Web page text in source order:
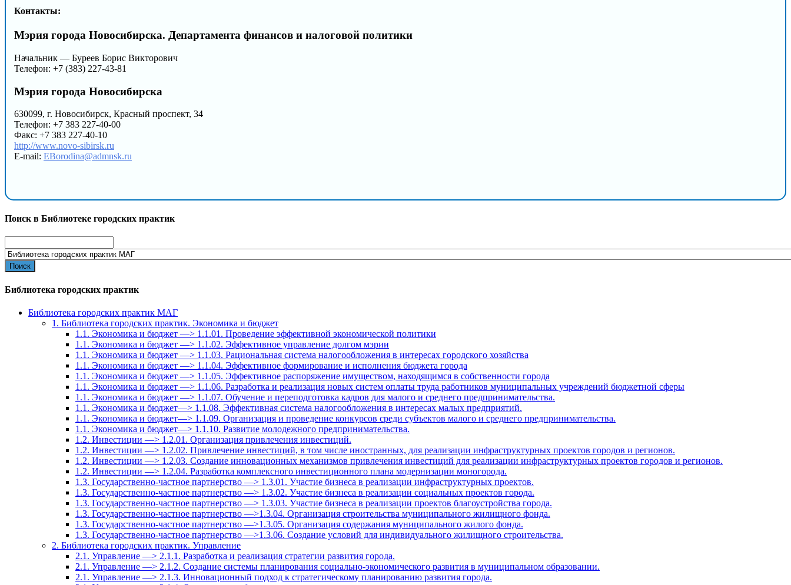
Контакты:
Мэрия города Новосибирска. Департамента финансов и налоговой политики
Начальник — Буреев Борис Викторович
Телефон: +7 (383) 227-43-81
Мэрия города Новосибирска
630099, г. Новосибирск, Красный проспект, 34
Телефон: +7 383 227-40-00
Факс: +7 383 227-40-10
http://www.novo-sibirsk.ru
E-mail: EBorodina@admnsk.ru
Поиск в Библиотеке городских практик
for:
Библиотека городских практик
Библиотека городских практик МАГ
1. Библиотека городских практик. Экономика и бюджет
1.1. Экономика и бюджет —> 1.1.01. Проведение эффективной экономической политики
1.1. Экономика и бюджет —> 1.1.02. Эффективное управление долгом мэрии
1.1. Экономика и бюджет —> 1.1.03. Рациональная система налогообложения в интересах городского хозяйства
1.1. Экономика и бюджет —> 1.1.04. Эффективное формирование и исполнения бюджета города
1.1. Экономика и бюджет —> 1.1.05. Эффективное распоряжение имуществом, находящимся в собственности города
1.1. Экономика и бюджет —> 1.1.06. Разработка и реализация новых систем оплаты труда работников муниципальных учреждений бюджетной сферы
1.1. Экономика и бюджет —> 1.1.07. Обучение и переподготовка кадров для малого и среднего предпринимательства.
1.1. Экономика и бюджет—> 1.1.08. Эффективная система налогообложения в интересах малых предприятий.
1.1. Экономика и бюджет—> 1.1.09. Организация и проведение конкурсов среди субъектов малого и среднего предпринимательства.
1.1. Экономика и бюджет—> 1.1.10. Развитие молодежного предпринимательства.
1.2. Инвестиции —> 1.2.01. Организация привлечения инвестиций.
1.2. Инвестиции —> 1.2.02. Привлечение инвестиций, в том числе иностранных, для реализации инфраструктурных проектов городов и регионов.
1.2. Инвестиции —> 1.2.03. Создание инновационных механизмов привлечения инвестиций для реализации инфраструктурных проектов городов и регионов.
1.2. Инвестиции —> 1.2.04. Разработка комплексного инвестиционного плана модернизации моногорода.
1.3. Государственно-частное партнерство —> 1.3.01. Участие бизнеса в реализации инфраструктурных проектов.
1.3. Государственно-частное партнерство —> 1.3.02. Участие бизнеса в реализации социальных проектов города.
1.3. Государственно-частное партнерство —> 1.3.03. Участие бизнеса в реализации проектов благоустройства города.
1.3. Государственно-частное партнерство —>1.3.04. Организация строительства муниципального жилищного фонда.
1.3. Государственно-частное партнерство —>1.3.05. Организация содержания муниципального жилого фонда.
1.3. Государственно-частное партнерство —>1.3.06. Создание условий для индивидуального жилищного строительства.
2. Библиотека городских практик. Управление
2.1. Управление —> 2.1.1. Разработка и реализация стратегии развития города.
2.1. Управление —> 2.1.2. Создание системы планирования социально-экономического развития в муниципальном образовании.
2.1. Управление —> 2.1.3. Инновационный подход к стратегическому планированию развития города.